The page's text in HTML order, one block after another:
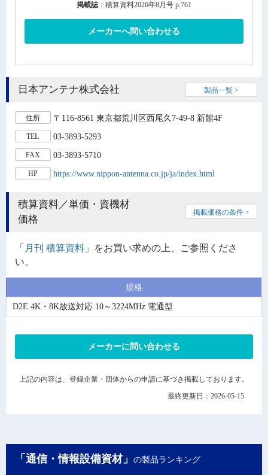
掲載誌：積算資料2026年8月号 p.761
メーカーへ問い合わせる
日本アンテナ株式会社 製品一覧 >
住所 〒116-8561 東京都荒川区西尾久7-49-8 新館4F
TEL 03-3893-5293
FAX 03-3893-5710
HP https://www.nippon-antenna.co.jp/ja/index.html
積算資料／単価・資機材
価格
掲載価格の条件 >
「 月刊 積算資料 」をお買い求めの上、ご参照くださ
い。
規格
D2E 4K・8K放送対応 10～3224MHz 電通型
メーカーに問い合わせる
上記の内容は、登録企業・団体からの申請に基づき掲載しております。
最終更新日：2026-05-15
「通信・情報設備資材」 の製品ランキング